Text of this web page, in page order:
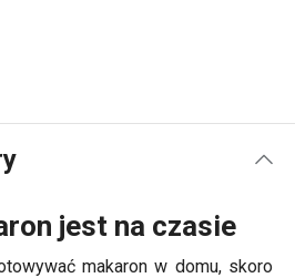
jest na czasie
makaron w domu, skoro